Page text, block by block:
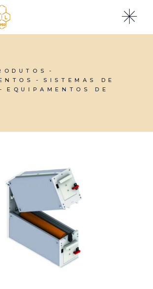
SISTEMAS DE
EQUIPAMENTOS DE